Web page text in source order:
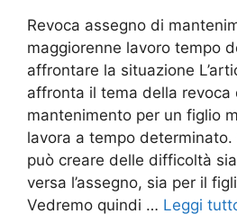
Revoca assegno di
maggiorenne lavoro tempo
affrontare la situazione
affronta il tema della revoca
mantenimento per un figlio
lavora a tempo
può creare delle difficoltà
versa l’assegno, sia per il
Vedremo quindi … Leggi